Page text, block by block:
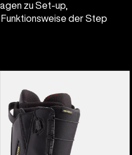
zu Set-up,
der Step
Driver
Snowboardboots
für
Herren